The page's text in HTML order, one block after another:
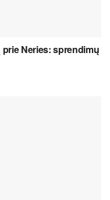
Neries: sprendimų